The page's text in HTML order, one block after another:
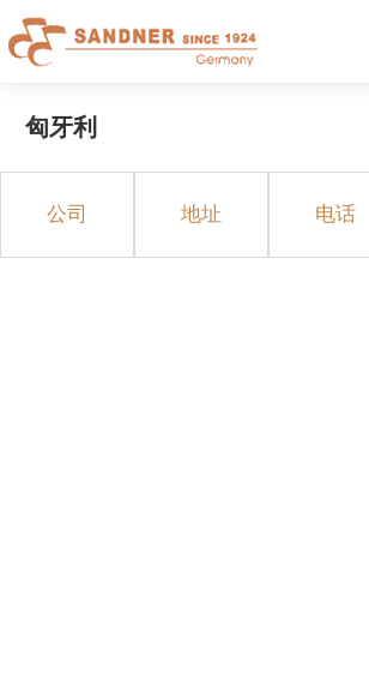
匈牙利
公司 地址 电话